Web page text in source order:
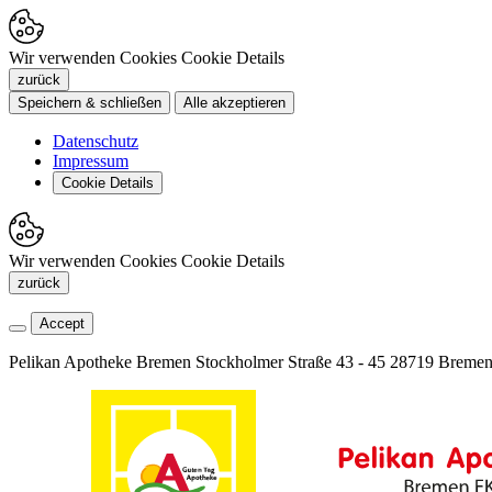
Wir verwenden Cookies Cookie Details
zurück
Speichern & schließen
Alle akzeptieren
Datenschutz
Impressum
Cookie Details
Wir verwenden Cookies Cookie Details
zurück
Accept
Pelikan Apotheke Bremen Stockholmer Straße 43 - 45 28719 Bremen